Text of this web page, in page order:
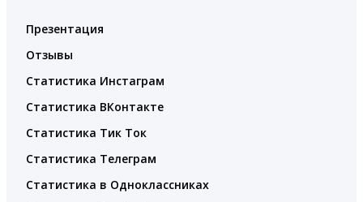
Презентация
Отзывы
Статистика Инстаграм
Статистика ВКонтакте
Статистика Тик Ток
Статистика Телеграм
Статистика в Одноклассниках